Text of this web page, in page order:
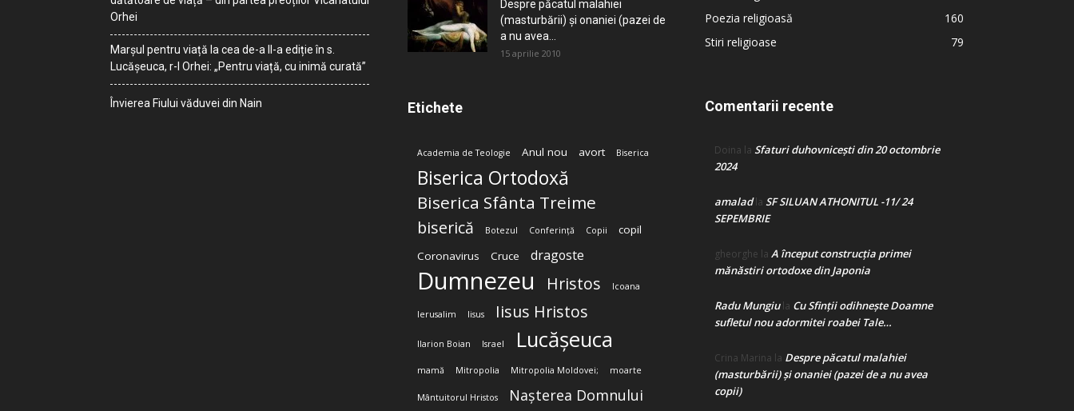
Orhei
Marșul pentru viață la cea de-a II-a ediție în s.
Lucășeuca, r-l Orhei: „Pentru viață, cu inimă curată”
Învierea Fiului văduvei din Nain
Despre păcatul malahiei
(masturbării) şi onaniei (pazei de
a nu avea...
15 aprilie 2010
Etichete
Academia de Teologie Anul nou avort Biserica
Biserica Ortodoxă
Biserica Sfânta Treime
biserică Botezul Conferință Copii
copil
Coronavirus
Cruce dragoste
Dumnezeu Hristos Icoana
Ierusalim Iisus Iisus Hristos
Ilarion Boian Israel Lucășeuca
mamă Mitropolia Mitropolia Moldovei; moarte
Mântuitorul Hristos Nașterea Domnului
Poezia religioasă
160
Stiri religioase
79
Comentarii recente
Doina la Sfaturi duhovnicești din 20 octombrie
2024
amaladla SF SILUAN ATHONITUL -11/ 24
SEPEMBRIE
gheorghe la A început construcţia primei
mănăstiri ortodoxe din Japonia
Radu Mungiula Cu Sfinții odihnește Doamne
sufletul nou adormitei roabei Tale…
Crina Marina la Despre păcatul malahiei
(masturbării) şi onaniei (pazei de a nu avea
copii)